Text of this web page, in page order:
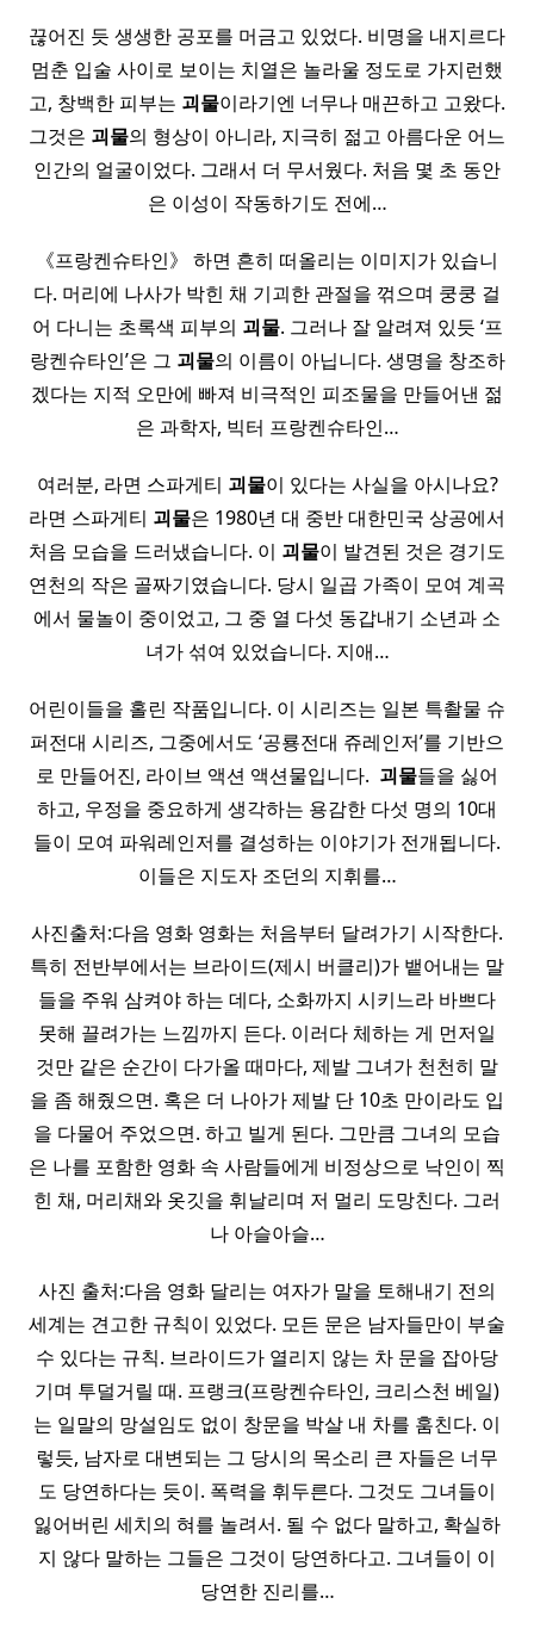
끊어진 듯 생생한 공포를 머금고 있었다. 비명을 내지르다
멈춘 입술 사이로 보이는 치열은 놀라울 정도로 가지런했
고, 창백한 피부는 괴물이라기엔 너무나 매끈하고 고왔다.
그것은 괴물의 형상이 아니라, 지극히 젊고 아름다운 어느
인간의 얼굴이었다. 그래서 더 무서웠다. 처음 몇 초 동안
은 이성이 작동하기도 전에…
《프랑켄슈타인》 하면 흔히 떠올리는 이미지가 있습니
다. 머리에 나사가 박힌 채 기괴한 관절을 꺾으며 쿵쿵 걸
어 다니는 초록색 피부의 괴물. 그러나 잘 알려져 있듯 ‘프
랑켄슈타인’은 그 괴물의 이름이 아닙니다. 생명을 창조하
겠다는 지적 오만에 빠져 비극적인 피조물을 만들어낸 젊
은 과학자, 빅터 프랑켄슈타인…
여러분, 라면 스파게티 괴물이 있다는 사실을 아시나요?
라면 스파게티 괴물은 1980년 대 중반 대한민국 상공에서
처음 모습을 드러냈습니다. 이 괴물이 발견된 것은 경기도
연천의 작은 골짜기였습니다. 당시 일곱 가족이 모여 계곡
에서 물놀이 중이었고, 그 중 열 다섯 동갑내기 소년과 소
녀가 섞여 있었습니다. 지애…
어린이들을 홀린 작품입니다. 이 시리즈는 일본 특촬물 슈
퍼전대 시리즈, 그중에서도 ‘공룡전대 쥬레인저’를 기반으
로 만들어진, 라이브 액션 액션물입니다. ​ 괴물들을 싫어
하고, 우정을 중요하게 생각하는 용감한 다섯 명의 10대
들이 모여 파워레인저를 결성하는 이야기가 전개됩니다.
이들은 지도자 조던의 지휘를…
사진출처:다음 영화 영화는 처음부터 달려가기 시작한다.
특히 전반부에서는 브라이드(제시 버클리)가 뱉어내는 말
들을 주워 삼켜야 하는 데다, 소화까지 시키느라 바쁘다
못해 끌려가는 느낌까지 든다. 이러다 체하는 게 먼저일
것만 같은 순간이 다가올 때마다, 제발 그녀가 천천히 말
을 좀 해줬으면. 혹은 더 나아가 제발 단 10초 만이라도 입
을 다물어 주었으면. 하고 빌게 된다. 그만큼 그녀의 모습
은 나를 포함한 영화 속 사람들에게 비정상으로 낙인이 찍
힌 채, 머리채와 옷깃을 휘날리며 저 멀리 도망친다. 그러
나 아슬아슬…
사진 출처:다음 영화 달리는 여자가 말을 토해내기 전의
세계는 견고한 규칙이 있었다. 모든 문은 남자들만이 부술
수 있다는 규칙. 브라이드가 열리지 않는 차 문을 잡아당
기며 투덜거릴 때. 프랭크(프랑켄슈타인, 크리스천 베일)
는 일말의 망설임도 없이 창문을 박살 내 차를 훔친다. 이
렇듯, 남자로 대변되는 그 당시의 목소리 큰 자들은 너무
도 당연하다는 듯이. 폭력을 휘두른다. 그것도 그녀들이
잃어버린 세치의 혀를 놀려서. 될 수 없다 말하고, 확실하
지 않다 말하는 그들은 그것이 당연하다고. 그녀들이 이
당연한 진리를…